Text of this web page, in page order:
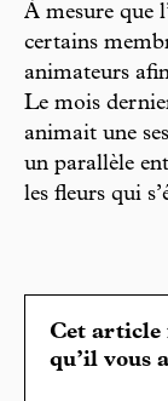
À mesure que
certains
animateurs
Le mois
animait une
un parallèle
les fleurs qui
Cet article
qu’il vous